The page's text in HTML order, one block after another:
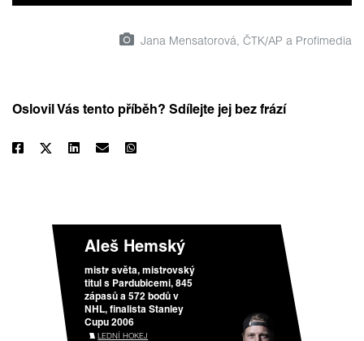
Jana Mensatorová, ČTK/AP a Profimedia
Oslovil Vás tento příběh? Sdílejte jej bez frází
Aleš Hemský
mistr světa, mistrovský
titul s Pardubicemi, 845
zápasů a 572 bodů v
NHL, finalista Stanley
Cupu 2006
LEDNÍ HOKEJ